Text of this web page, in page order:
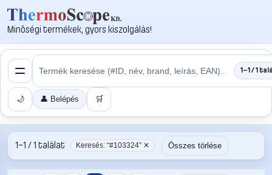
Minőségi termékek, gyors kiszolgálás!
1–1 / 1
🌙 👤 Belépés 🛒
1–1 / 1 találat Keresés: “#103324” ✕ Összes törlése